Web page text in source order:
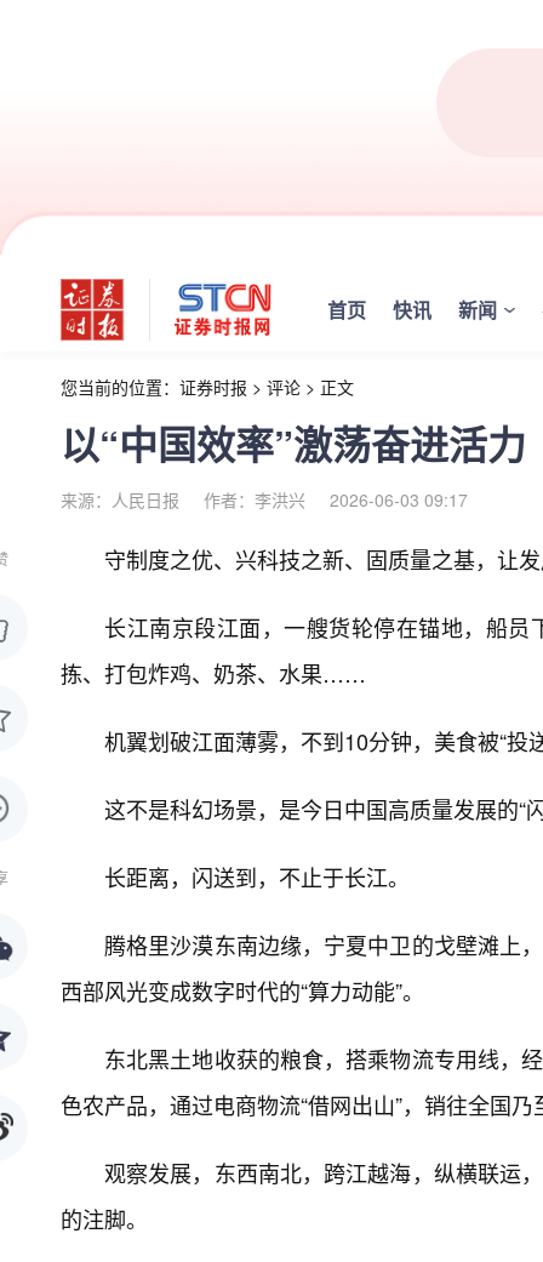
首页 快讯 新闻
您当前的位置： 证券时报 > 评论 > 正文
以“中国效率”激荡奋进活
来源：人民日报 作者：李洪兴 2026-06-03 09:17
守制度之优、兴科技之新、固质量之基，让
长江南京段江面，一艘货轮停在锚地，船员
拣、打包炸鸡、奶茶、水果……
机翼划破江面薄雾，不到10分钟，美食被“投
这不是科幻场景，是今日中国高质量发展的“
长距离，闪送到，不止于长江。
腾格里沙漠东南边缘，宁夏中卫的戈壁滩上
西部风光变成数字时代的“算力动能”。
东北黑土地收获的粮食，搭乘物流专用线，
色农产品，通过电商物流“借网出山”，销往全国乃
观察发展，东西南北，跨江越海，纵横联运
的注脚。